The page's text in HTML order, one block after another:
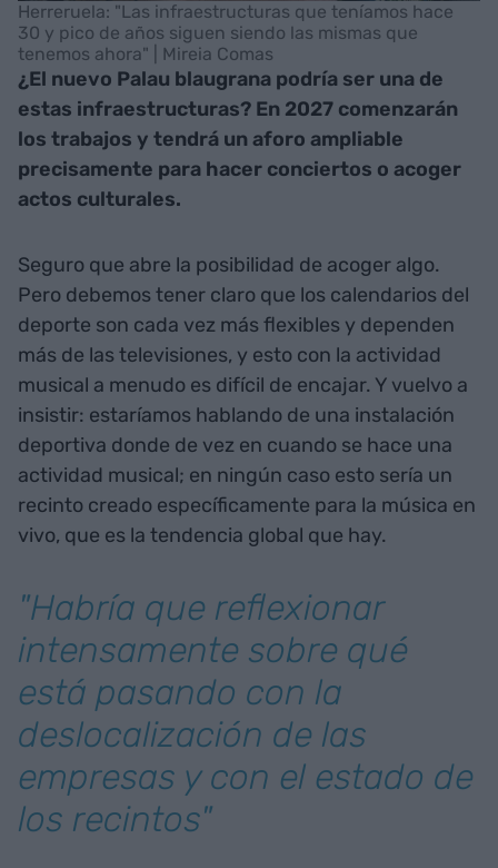
Herreruela: "Las infraestructuras que teníamos hace
30 y pico de años siguen siendo las mismas que
tenemos ahora" | Mireia Comas
¿El nuevo Palau blaugrana podría ser una de
estas infraestructuras? En 2027 comenzarán
los trabajos y tendrá un aforo ampliable
precisamente para hacer conciertos o acoger
actos culturales.
Seguro que abre la posibilidad de acoger algo.
Pero debemos tener claro que los calendarios del
deporte son cada vez más flexibles y dependen
más de las televisiones, y esto con la actividad
musical a menudo es difícil de encajar. Y vuelvo a
insistir: estaríamos hablando de una instalación
deportiva donde de vez en cuando se hace una
actividad musical; en ningún caso esto sería un
recinto creado específicamente para la música en
vivo, que es la tendencia global que hay.
"Habría que reflexionar
intensamente sobre qué
está pasando con la
deslocalización de las
empresas y con el estado de
los recintos"